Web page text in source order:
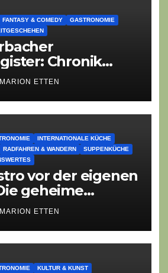
FANTASY & COMEDY
GASTRONOMIE
Chronik
MARION ETTEN
INTERNATIONALE KÜCHE
RADFAHREN & WANDERN
SUPPENKÜCHE
vor der eigenen
geheime
DNA des
Eiche“
MARION ETTEN
KULTUR & KUNST